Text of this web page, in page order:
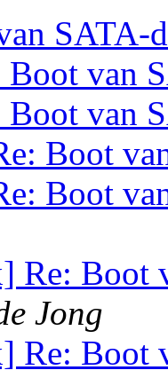
SATA-
van
van
Boot
Boot
Re: Boot
Jong
Re: Boot